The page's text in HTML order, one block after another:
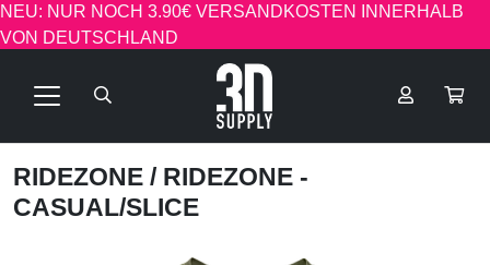
NEU: NUR NOCH 3.90€ VERSANDKOSTEN INNERHALB
VON DEUTSCHLAND
RIDEZONE / RIDEZONE -
CASUAL/SLICE